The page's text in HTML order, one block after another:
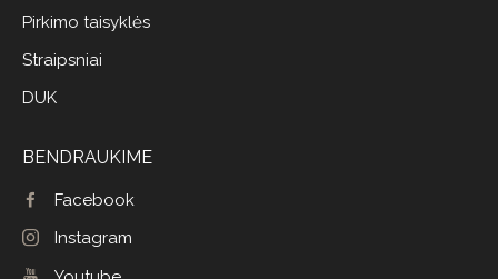
Pirkimo taisyklės
Straipsniai
DUK
BENDRAUKIME
Facebook
Instagram